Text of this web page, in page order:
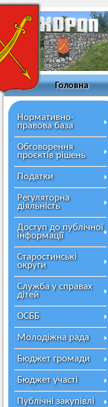
Головна
Нормативно-
правова база
Обговорення
проєктів рішень
Податки
Регуляторна
діяльність
Доступ до публічної
інформації
Старостинські
округи
Служба у справах
дітей
ОСББ
Молодіжна рада
Бюджет громади
Бюджет участі
Публічні закупівлі